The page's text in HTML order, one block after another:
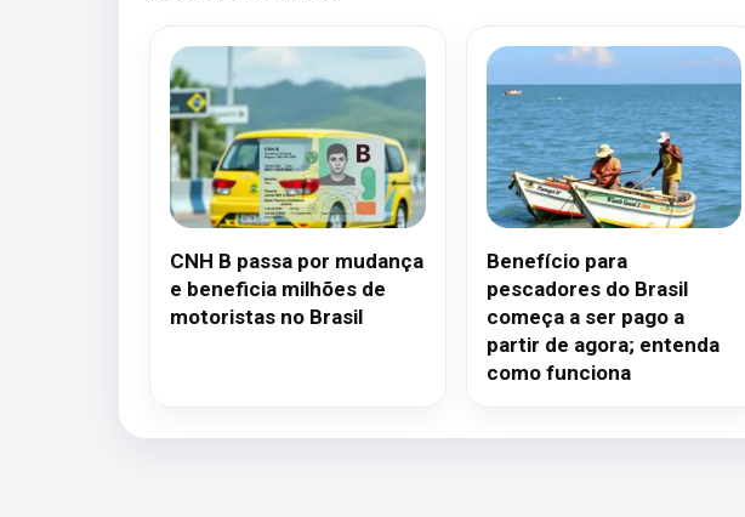
CNH B passa por mudança
e beneficia milhões de
motoristas no Brasil
Benefício para
pescadores do Brasil
começa a ser pago a
partir de agora; entenda
como funciona